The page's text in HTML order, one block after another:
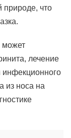
природе, что
может
лечение
инфекционного
из носа на